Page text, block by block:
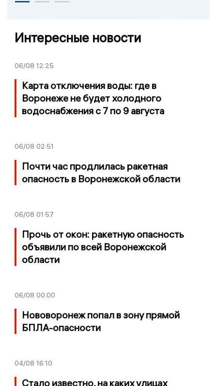
Интересные новости
06/08 12:25
Карта отключения воды: где в
Воронеже не будет холодного
водоснабжения с 7 по 9 августа
06/08 02:51
Почти час продлилась ракетная
опасность в Воронежской области
06/08 01:57
Прочь от окон: ракетную опасность
объявили по всей Воронежской
области
06/08 00:00
Нововоронеж попал в зону прямой
БПЛА-опасности
04/08 16:10
Стало известно, на каких улицах